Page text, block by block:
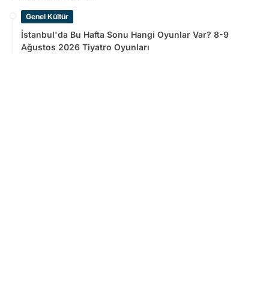
Genel Kültür
İstanbul'da Bu Hafta Sonu Hangi Oyunlar Var? 8-9
Ağustos 2026 Tiyatro Oyunları